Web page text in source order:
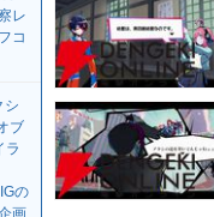
レ
コ
シ
ブ
ラ
の
画